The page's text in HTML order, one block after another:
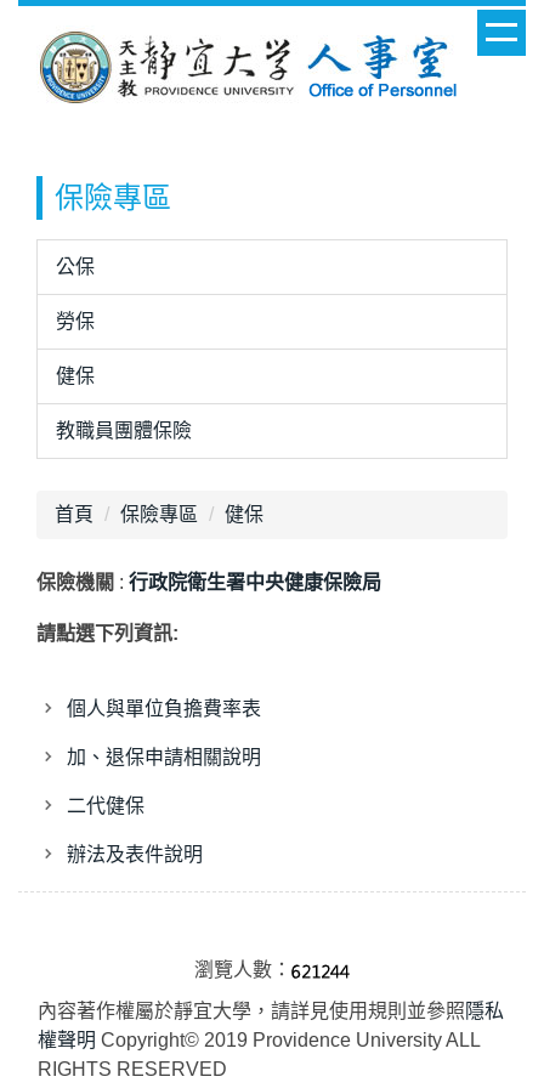
保險專區
公保
勞保
健保
教職員團體保險
首頁 保險專區 健保
保險機關 : 行政院衛生署中央健康保險局
請點選下列資訊:
個人與單位負擔費率表
加、退保申請相關說明
二代健保
辦法及表件說明
瀏覽人數：
內容著作權屬於靜宜大學，請詳見使用規則並參照 隱私
權聲明 Copyright© 2019 Providence University ALL
RIGHTS RESERVED